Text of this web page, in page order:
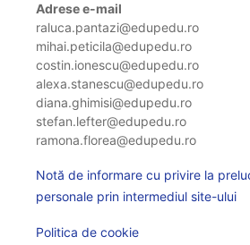
Adrese e-mail
raluca.pantazi@edupedu.ro
mihai.peticila@edupedu.ro
costin.ionescu@edupedu.ro
alexa.stanescu@edupedu.ro
diana.ghimisi@edupedu.ro
stefan.lefter@edupedu.ro
ramona.florea@edupedu.ro
Notă de informare cu privire la
personale prin intermediul site-ului
Politica de cookie